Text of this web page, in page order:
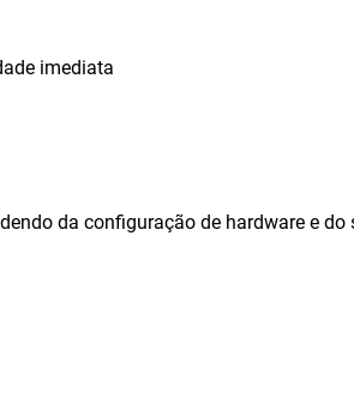
imediata
da configuração de hardware e